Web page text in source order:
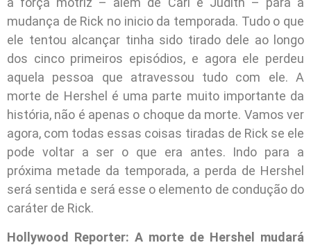
mudança de Rick no inicio da temporada. Tudo o que
ele tentou alcançar tinha sido tirado dele ao longo
dos cinco primeiros episódios, e agora ele perdeu
aquela pessoa que atravessou tudo com ele. A
morte de Hershel é uma parte muito importante da
história, não é apenas o choque da morte. Vamos ver
agora, com todas essas coisas tiradas de Rick se ele
pode voltar a ser o que era antes. Indo para a
próxima metade da temporada, a perda de Hershel
será sentida e será esse o elemento de condução do
caráter de Rick.
Hollywood Reporter: A morte de Hershel mudará